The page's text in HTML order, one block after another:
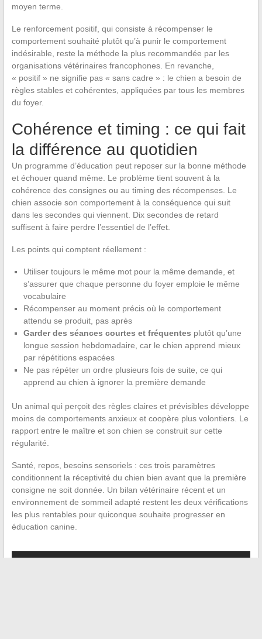
moyen terme.
Le renforcement positif, qui consiste à récompenser le
comportement souhaité plutôt qu’à punir le comportement
indésirable, reste la méthode la plus recommandée par les
organisations vétérinaires francophones. En revanche,
« positif » ne signifie pas « sans cadre » : le chien a besoin de
règles stables et cohérentes, appliquées par tous les membres
du foyer.
Cohérence et timing : ce qui fait
la différence au quotidien
Un programme d’éducation peut reposer sur la bonne méthode
et échouer quand même. Le problème tient souvent à la
cohérence des consignes ou au timing des récompenses. Le
chien associe son comportement à la conséquence qui suit
dans les secondes qui viennent. Dix secondes de retard
suffisent à faire perdre l’essentiel de l’effet.
Les points qui comptent réellement :
Utiliser toujours le même mot pour la même demande, et
s’assurer que chaque personne du foyer emploie le même
vocabulaire
Récompenser au moment précis où le comportement
attendu se produit, pas après
Garder des séances courtes et fréquentes plutôt qu’une
longue session hebdomadaire, car le chien apprend mieux
par répétitions espacées
Ne pas répéter un ordre plusieurs fois de suite, ce qui
apprend au chien à ignorer la première demande
Un animal qui perçoit des règles claires et prévisibles développe
moins de comportements anxieux et coopère plus volontiers. Le
rapport entre le maître et son chien se construit sur cette
régularité.
Santé, repos, besoins sensoriels : ces trois paramètres
conditionnent la réceptivité du chien bien avant que la première
consigne ne soit donnée. Un bilan vétérinaire récent et un
environnement de sommeil adapté restent les deux vérifications
les plus rentables pour quiconque souhaite progresser en
éducation canine.